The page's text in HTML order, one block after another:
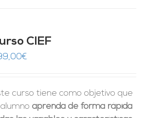
CIEF
€
curso tiene como objetivo que
aprenda de forma rápida